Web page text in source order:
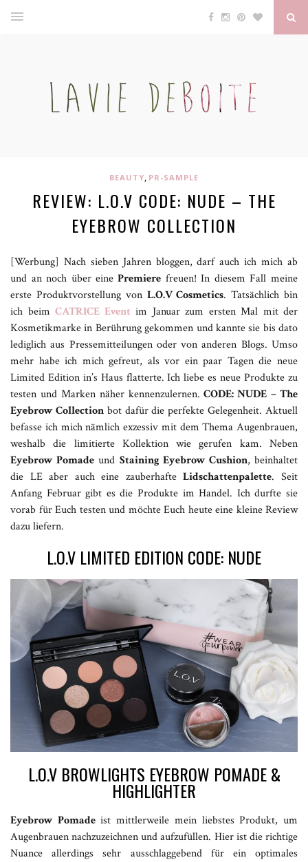
BEAUTY, PR-SAMPLE
REVIEW: L.O.V CODE: NUDE – THE
EYEBROW COLLECTION
[Werbung] Nach sieben Jahren bloggen, darf auch ich mich ab
und an noch über eine Premiere freuen! In diesem Fall meine
erste Produktvorstellung von L.O.V Cosmetics. Tatsächlich bin
ich beim CATRICE Event im Januar zum ersten Mal mit der
Kosmetikmarke in Berührung gekommen und kannte sie bis dato
lediglich aus Pressemitteilungen oder von anderen Blogs. Umso
mehr habe ich mich gefreut, als vor ein paar Tagen die neue
Limited Edition in’s Haus flatterte. Ich liebe es neue Produkte zu
testen und Marken näher kennenzulernen.CODE: NUDE – The
Eyebrow Collectionbot dafür die perfekte Gelegenheit. Aktuell
befasse ich mich nämlich exzessiv mit dem Thema Augenbrauen,
weshalb die limitierte Kollektion wie gerufen kam. Neben
Eyebrow Pomade und Staining Eyebrow Cushion, beinhaltet
die LE aber auch eine zauberhafteLidschattenpalette. Seit
Anfang Februar gibt es die Produkte im Handel. Ich durfte sie
vorab für Euch testen und möchte Euch heute eine kleine Review
dazu liefern.
L.O.V LIMITED EDITION CODE: NUDE
L.O.V BROWLIGHTS EYEBROW POMADE &
HIGHLIGHTER
Eyebrow Pomadeist mittlerweile mein liebstes Produkt, um
Augenbrauen nachzuzeichnen und aufzufüllen. Hier ist die richtige
Nuance allerdings sehr ausschlaggebend für ein optimales